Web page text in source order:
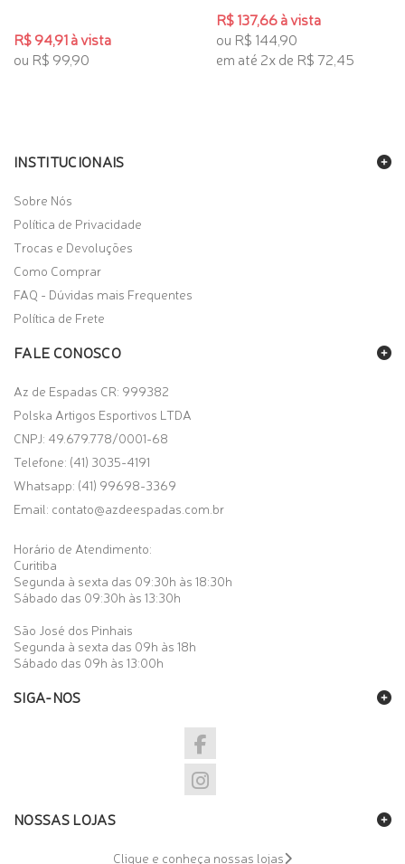
R$ 94,91 à vista
ou R$ 99,90
R$ 137,66 à vista
ou R$ 144,90
em até 2x de R$ 72,45
INSTITUCIONAIS
Sobre Nós
Política de Privacidade
Trocas e Devoluções
Como Comprar
FAQ - Dúvidas mais Frequentes
Política de Frete
FALE CONOSCO
Az de Espadas CR: 999382
Polska Artigos Esportivos LTDA
CNPJ: 49.679.778/0001-68
Telefone: (41) 3035-4191
Whatsapp: (41) 99698-3369
Email: contato@azdeespadas.com.br
Horário de Atendimento:
Curitiba
Segunda à sexta das 09:30h às 18:30h
Sábado das 09:30h às 13:30h
São José dos Pinhais
Segunda à sexta das 09h às 18h
Sábado das 09h às 13:00h
SIGA-NOS
NOSSAS LOJAS
Clique e conheça nossas lojas